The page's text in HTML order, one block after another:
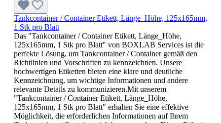
Tankcontainer / Container Etikett, Länge_Höhe, 125x165mm,
1 Stk pro Blatt
Das "Tankcontainer / Container Etikett, Länge_Höhe,
125x165mm, 1 Stk pro Blatt" von BOXLAB Services ist die
perfekte Lösung, um Tankcontainer / Container gemäß den
Richtlinien und Vorschriften zu kennzeichnen. Unsere
hochwertigen Etiketten bieten eine klare und deutliche
Kennzeichnung, um wichtige Informationen und andere
relevante Details zu kommunizieren.Mit unserem
"Tankcontainer / Container Etikett, Länge_Höhe,
125x165mm, 1 Stk pro Blatt" erhalten Sie eine effektive
Möglichkeit, die erforderlichen Informationen auf Ihrem